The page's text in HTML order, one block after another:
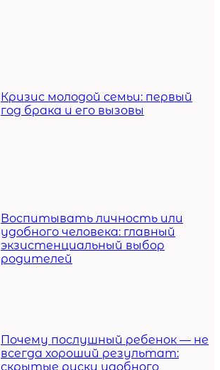
Кризис молодой семьи: первый
год брака и его вызовы
Воспитывать личность или
удобного человека: главный
экзистенциальный выбор
родителей
Почему послушный ребенок — не
всегда хороший результат:
скрытые риски удобного